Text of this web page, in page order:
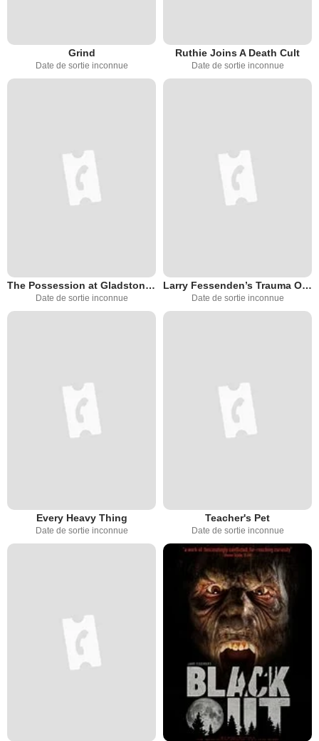
Grind
Date de sortie inconnue
Ruthie Joins A Death Cult
Date de sortie inconnue
The Possession at Gladstone Manor
Date de sortie inconnue
Larry Fessenden’s Trauma Or, Monsters All
Date de sortie inconnue
Every Heavy Thing
Date de sortie inconnue
Teacher's Pet
Date de sortie inconnue